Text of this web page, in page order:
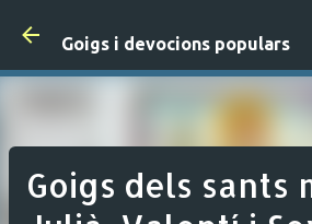
Goigs i devocions populars
Goigs dels sants